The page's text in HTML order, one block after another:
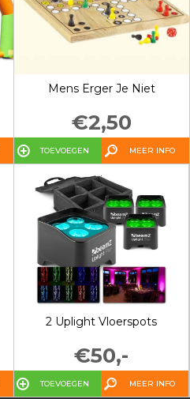
Mens Erger Je Niet
€2,50
TOEVOEGEN MEER INFO
2 Uplight Vloerspots
€50,-
TOEVOEGEN MEER INFO